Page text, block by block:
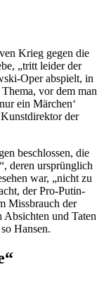
Krieg gegen die
„tritt leider der
Oper abspielt, in
vor dem man
ein Märchen‘
der
beschlossen, die
deren ursprünglich
war, „nicht zu
der Pro-Putin-
Missbrauch der
Absichten und Taten
Hansen.